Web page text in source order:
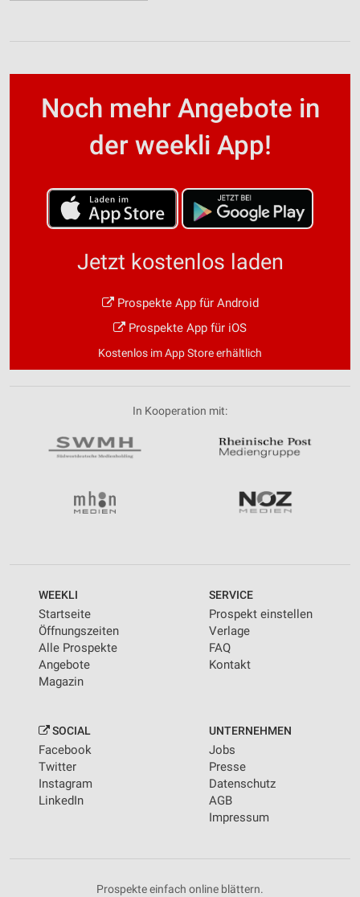
Noch mehr Angebote in
der weekli App!
Jetzt kostenlos laden
Prospekte App für Android
Prospekte App für iOS
Kostenlos im App Store erhältlich
In Kooperation mit:
WEEKLI
Startseite
Öffnungszeiten
Alle Prospekte
Angebote
Magazin
SERVICE
Prospekt einstellen
Verlage
FAQ
Kontakt
SOCIAL
Facebook
Twitter
Instagram
LinkedIn
UNTERNEHMEN
Jobs
Presse
Datenschutz
AGB
Impressum
Prospekte einfach online blättern.